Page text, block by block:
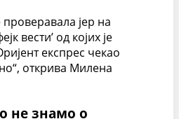
јер на
вести’ од којих је
експрес чекао
открива Милена
не знамо о